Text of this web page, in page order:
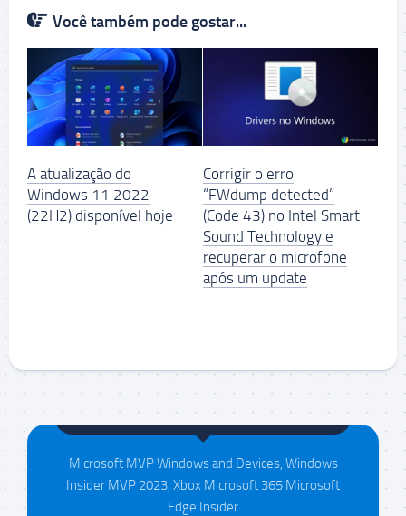
Você também pode gostar...
A atualização do
Windows 11 2022
(22H2) disponível hoje
Corrigir o erro
“FWdump detected”
(Code 43) no Intel Smart
Sound Technology e
recuperar o microfone
após um update
Maison da Silva
Microsoft MVP Windows and Devices, Windows
Insider MVP 2023, Xbox Microsoft 365 Microsoft
Edge Insider